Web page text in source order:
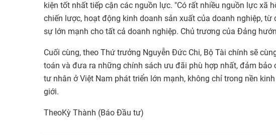
kiện tốt nhất tiếp cận các nguồn lực. "Có rất nhiều nguồn lực xã
chiến lược, hoạt động kinh doanh sản xuất của doanh nghiệp,
sự lớn mạnh cho tất cả doanh nghiệp. Chủ trương của Đảng
Cuối cùng, theo Thứ trưởng Nguyễn Đức Chi, Bộ Tài chính sẽ
toán và đưa ra những chính sách ưu đãi phù hợp nhất, đảm
tư nhân ở Việt Nam phát triển lớn mạnh, không chỉ trong nền
giới.
TheoKỳ Thành (Báo Đầu tư)